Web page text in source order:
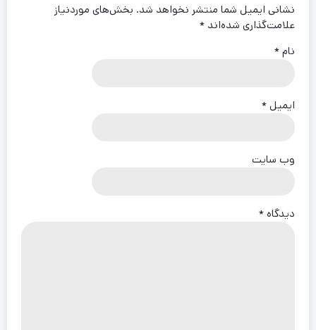
نشانی ایمیل شما منتشر نخواهد شد. بخش‌های موردنیاز
علامت‌گذاری شده‌اند *
نام*
ایمیل*
وب‌ سایت
دیدگاه*